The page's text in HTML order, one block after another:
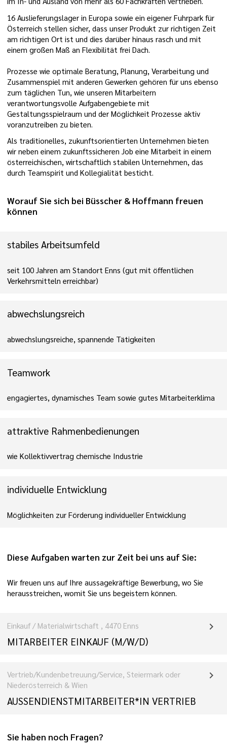
16 Auslieferungslager in Europa sowie ein eigener Fuhrpark für
Österreich stellen sicher, dass unser Produkt zur richtigen Zeit
am richtigen Ort ist und dies darüber hinaus rasch und mit
einem großen Maß an Flexibilität frei Dach.
Prozesse wie optimale Beratung, Planung, Verarbeitung und
Zusammenspiel mit anderen Gewerken gehören für uns ebenso
zum täglichen Tun, wie unseren Mitarbeitern
verantwortungsvolle Aufgabengebiete mit
Gestaltungsspielraum und der Möglichkeit Prozesse aktiv
voranzutreiben zu bieten.
Als traditionelles, zukunftsorientierten Unternehmen bieten
wir neben einem zukunftssicheren Job eine Mitarbeit in einem
österreichischen, wirtschaftlich stabilen Unternehmen, das
durch Teamspirit und Kollegialität besticht.
Worauf Sie sich bei Büsscher & Hoffmann freuen
können
stabiles Arbeitsumfeld
seit 100 Jahren am Standort Enns (gut mit öffentlichen
Verkehrsmitteln erreichbar)
abwechslungsreich
abwechslungsreiche, spannende Tätigkeiten
Teamwork
engagiertes, dynamisches Team sowie gutes Mitarbeiterklima
attraktive Rahmenbedienungen
wie Kollektivvertrag chemische Industrie
individuelle Entwicklung
Möglichkeiten zur Förderung individueller Entwicklung
Diese Aufgaben warten zur Zeit bei uns auf Sie:
Wir freuen uns auf Ihre aussagekräftige Bewerbung, wo Sie
herausstreichen, womit Sie uns begeistern können.
Einkauf / Materialwirtschaft , 4470 Enns
MITARBEITER EINKAUF (M/W/D)
chevron_right
Vertrieb/Kundenbetreuung/Service, Steiermark oder
Niederösterreich & Wien
AUSSENDIENSTMITARBEITER*IN VERTRIEB
chevron_right
Sie haben noch Fragen?